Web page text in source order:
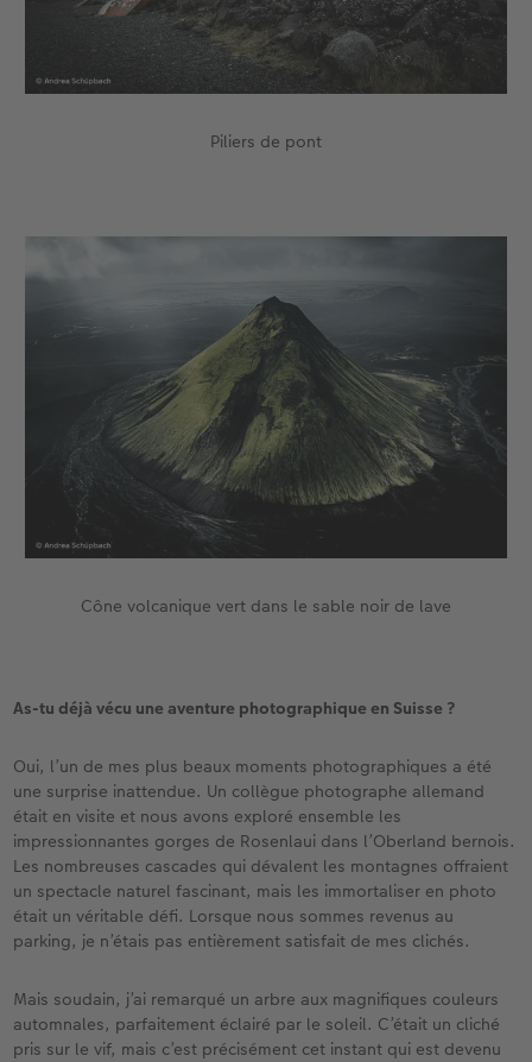
Piliers de pont
Cône volcanique vert dans le sable noir de lave
As-tu déjà vécu une aventure photographique en Suisse ?
Oui, l’un de mes plus beaux moments photographiques a été
une surprise inattendue. Un collègue photographe allemand
était en visite et nous avons exploré ensemble les
impressionnantes gorges de Rosenlaui dans l’Oberland bernois.
Les nombreuses cascades qui dévalent les montagnes offraient
un spectacle naturel fascinant, mais les immortaliser en photo
était un véritable défi. Lorsque nous sommes revenus au
parking, je n’étais pas entièrement satisfait de mes clichés.
Mais soudain, j’ai remarqué un arbre aux magnifiques couleurs
automnales, parfaitement éclairé par le soleil. C’était un cliché
pris sur le vif, mais c’est précisément cet instant qui est devenu